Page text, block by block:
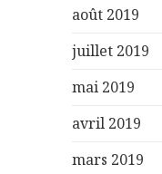
août 2019
juillet 2019
mai 2019
avril 2019
mars 2019